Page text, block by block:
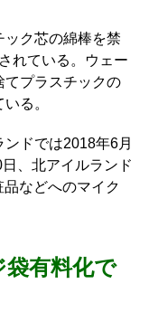
ック芯の綿棒を禁
れている。ウェー
てプラスチックの
る。
ドでは2018年6月
、北アイルランド
などへのマイク
有料化で